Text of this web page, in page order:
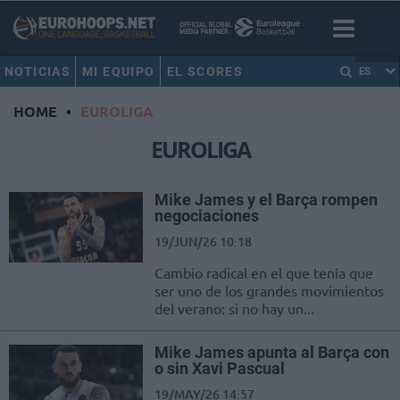
NOTICIAS MI EQUIPO EL SCORES ES
HOME • EUROLIGA
EUROLIGA
Mike James y el Barça rompen
negociaciones
19/JUN/26 10:18
Cambio radical en el que tenía que
ser uno de los grandes movimientos
del verano: si no hay un...
Mike James apunta al Barça con
o sin Xavi Pascual
19/MAY/26 14:57